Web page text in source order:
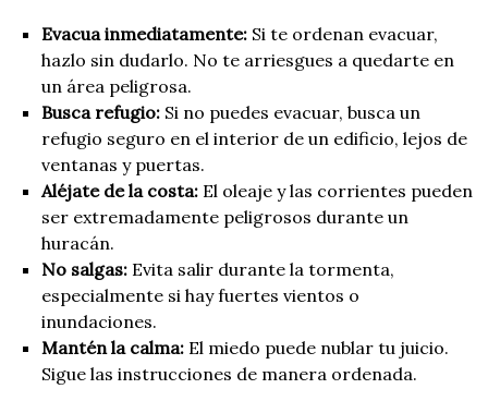
Evacua inmediatamente: Si te ordenan evacuar,
hazlo sin dudarlo. No te arriesgues a quedarte en
un área peligrosa.
Busca refugio: Si no puedes evacuar, busca un
refugio seguro en el interior de un edificio, lejos de
ventanas y puertas.
Aléjate de la costa: El oleaje y las corrientes pueden
ser extremadamente peligrosos durante un
huracán.
No salgas: Evita salir durante la tormenta,
especialmente si hay fuertes vientos o
inundaciones.
Mantén la calma: El miedo puede nublar tu juicio.
Sigue las instrucciones de manera ordenada.